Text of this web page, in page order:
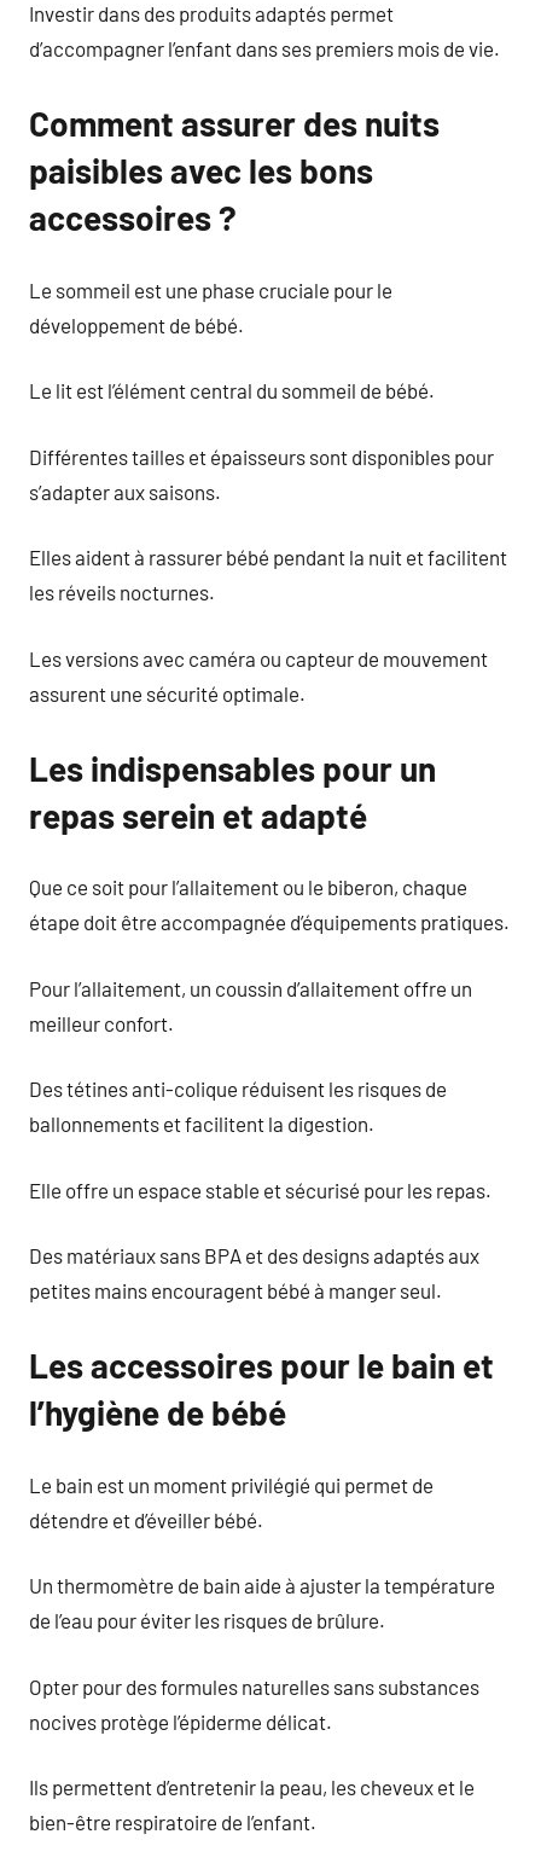
Investir dans des produits adaptés permet
d’accompagner l’enfant dans ses premiers mois de vie.
Comment assurer des nuits
paisibles avec les bons
accessoires ?
Le sommeil est une phase cruciale pour le
développement de bébé.
Le lit est l’élément central du sommeil de bébé.
Différentes tailles et épaisseurs sont disponibles pour
s’adapter aux saisons.
Elles aident à rassurer bébé pendant la nuit et facilitent
les réveils nocturnes.
Les versions avec caméra ou capteur de mouvement
assurent une sécurité optimale.
Les indispensables pour un
repas serein et adapté
Que ce soit pour l’allaitement ou le biberon, chaque
étape doit être accompagnée d’équipements pratiques.
Pour l’allaitement, un coussin d’allaitement offre un
meilleur confort.
Des tétines anti-colique réduisent les risques de
ballonnements et facilitent la digestion.
Elle offre un espace stable et sécurisé pour les repas.
Des matériaux sans BPA et des designs adaptés aux
petites mains encouragent bébé à manger seul.
Les accessoires pour le bain et
l’hygiène de bébé
Le bain est un moment privilégié qui permet de
détendre et d’éveiller bébé.
Un thermomètre de bain aide à ajuster la température
de l’eau pour éviter les risques de brûlure.
Opter pour des formules naturelles sans substances
nocives protège l’épiderme délicat.
Ils permettent d’entretenir la peau, les cheveux et le
bien-être respiratoire de l’enfant.